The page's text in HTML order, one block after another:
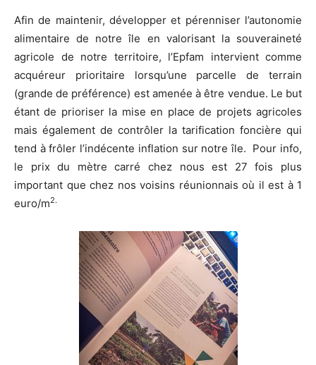
Afin de maintenir, développer et pérenniser l’autonomie
alimentaire de notre île en valorisant la souveraineté
agricole de notre territoire, l’Epfam intervient comme
acquéreur prioritaire lorsqu’une parcelle de terrain
(grande de préférence) est amenée à être vendue. Le but
étant de prioriser la mise en place de projets agricoles
mais également de contrôler la tarification foncière qui
tend à frôler l’indécente inflation sur notre île. Pour info,
le prix du mètre carré chez nous est 27 fois plus
important que chez nos voisins réunionnais où il est à 1
euro/m2.